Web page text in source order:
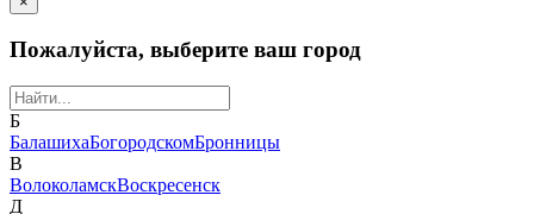
Пожалуйста, выберите ваш город
Б
БалашихаБогородскомБронницы
В
ВолоколамскВоскресенск
Д